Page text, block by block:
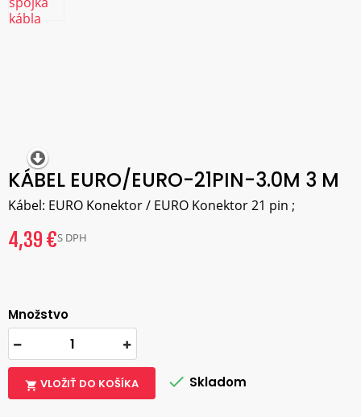
KÁBEL EURO/EURO-21PIN-3.0M 3 M
Kábel: EURO Konektor / EURO Konektor 21 pin ;
4,39 €S DPH
Množstvo
 VLOŽIŤ DO KOŠÍKA  Skladom